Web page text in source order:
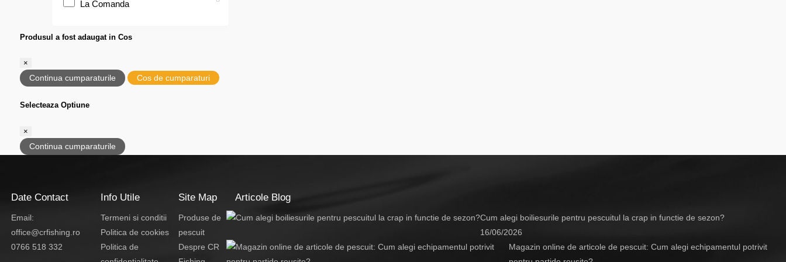
La Comanda
Produsul a fost adaugat in Cos
×
Continua cumparaturile Cos de cumparaturi
Selecteaza Optiune
×
Continua cumparaturile
Date Contact
Email:
office@crfishing.ro
0766 518 332
Info Utile
Termeni si conditii
Politica de cookies
Politica de
Site Map
Produse de
pescuit
Despre CR
Articole Blog
Cum alegi boiliesurile pentru pescuitul la crap in functie de sezon?
16/06/2026
Magazin online de articole de pescuit: Cum alegi echipamentul potrivit